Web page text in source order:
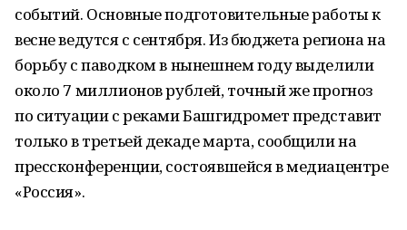
событий. Основные подготовительные работы к
весне ведутся с сентября. Из бюджета региона на
борьбу с паводком в нынешнем году выделили
около 7 миллионов рублей, точный же прогноз
по ситуации с реками Башгид­ромет представит
только в третьей декаде марта, сообщили на
пресс­конференции, состоявшейся в медиацентре
«Россия».